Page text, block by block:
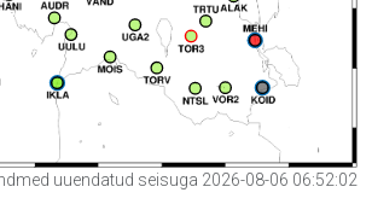
uuendatud seisuga 2026-08-06 06:52:02